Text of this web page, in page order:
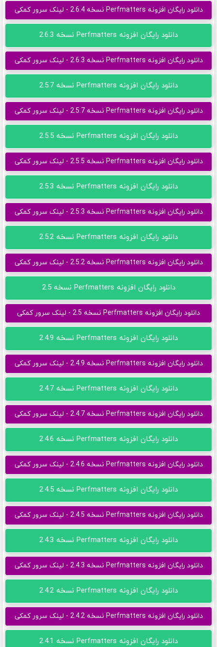
دانلود رایگان افزونه Perfmatters نسخه 2.6.4 - لینک سرور کمکی
دانلود رایگان افزونه Perfmatters نسخه 2.6.3
دانلود رایگان افزونه Perfmatters نسخه 2.6.3 - لینک سرور کمکی
دانلود رایگان افزونه Perfmatters نسخه 2.5.7
دانلود رایگان افزونه Perfmatters نسخه 2.5.7 - لینک سرور کمکی
دانلود رایگان افزونه Perfmatters نسخه 2.5.5
دانلود رایگان افزونه Perfmatters نسخه 2.5.5 - لینک سرور کمکی
دانلود رایگان افزونه Perfmatters نسخه 2.5.3
دانلود رایگان افزونه Perfmatters نسخه 2.5.3 - لینک سرور کمکی
دانلود رایگان افزونه Perfmatters نسخه 2.5.2
دانلود رایگان افزونه Perfmatters نسخه 2.5.2 - لینک سرور کمکی
دانلود رایگان افزونه Perfmatters نسخه 2.5
دانلود رایگان افزونه Perfmatters نسخه 2.5 - لینک سرور کمکی
دانلود رایگان افزونه Perfmatters نسخه 2.4.9
دانلود رایگان افزونه Perfmatters نسخه 2.4.9 - لینک سرور کمکی
دانلود رایگان افزونه Perfmatters نسخه 2.4.7
دانلود رایگان افزونه Perfmatters نسخه 2.4.7 - لینک سرور کمکی
دانلود رایگان افزونه Perfmatters نسخه 2.4.6
دانلود رایگان افزونه Perfmatters نسخه 2.4.6 - لینک سرور کمکی
دانلود رایگان افزونه Perfmatters نسخه 2.4.5
دانلود رایگان افزونه Perfmatters نسخه 2.4.5 - لینک سرور کمکی
دانلود رایگان افزونه Perfmatters نسخه 2.4.3
دانلود رایگان افزونه Perfmatters نسخه 2.4.3 - لینک سرور کمکی
دانلود رایگان افزونه Perfmatters نسخه 2.4.2
دانلود رایگان افزونه Perfmatters نسخه 2.4.2 - لینک سرور کمکی
دانلود رایگان افزونه Perfmatters نسخه 2.4.1